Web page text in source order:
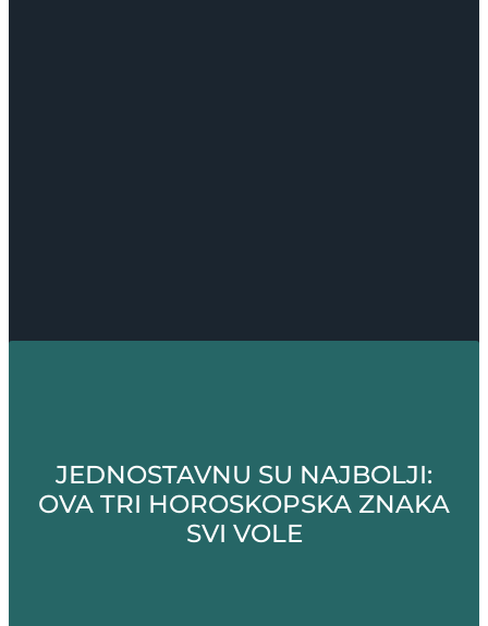
JEDNOSTAVNU SU NAJBOLJI:
OVA TRI HOROSKOPSKA ZNAKA
SVI VOLE